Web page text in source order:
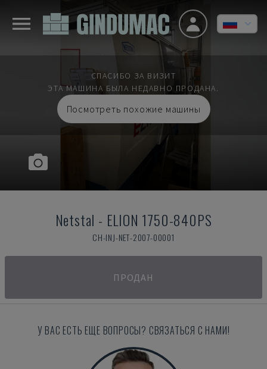
СПАСИБО ЗА ВИЗИТ
ЭТА МАШИНА БЫЛА НЕДАВНО ПРОДАНА.
Посмотреть похожие машины
Netstal - ELION 1750-840PS
CH-INJ-NET-2007-00001
ПРОДАН
У ВАС ЕСТЬ ЕЩЕ ВОПРОСЫ? СВЯЗАТЬСЯ С НАМИ!